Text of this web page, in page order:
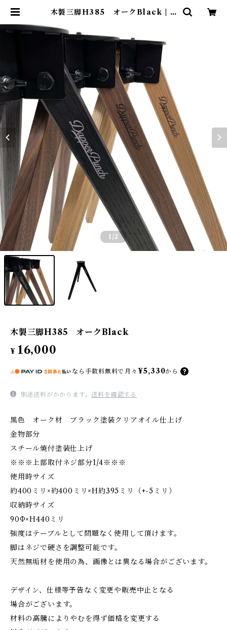
木製三脚H385 オークBlack | A
1 /2
木製三脚H385 オークBlack
¥ 16,000
なら 手数料無料で 月々 ¥5,330から
別途送料がかかります。送料を確認する
黒色 オーク材 ブラック塗装クリアオイル仕上げ
金物部分
スチール焼付塗装仕上げ
※※※上部取付ネジ部分1/4※※※
使用時サイズ
約400ミリ×約400ミリ×H約395ミリ（+-5ミリ）
収納時サイズ
90Ф×H440ミリ
強度はテーブルとして問題なく使用して頂けます。
脚はネジで硬さを調整可能です。
天然無垢材を使用の為、画像とは異なる場合がございます。
デザイン、仕様等予告なく変更や販売中止となる
場合がございます。
材料の高騰によりやむを得ず価格を変更する